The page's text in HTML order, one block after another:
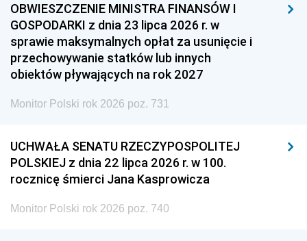
OBWIESZCZENIE MINISTRA FINANSÓW I
GOSPODARKI z dnia 23 lipca 2026 r. w
sprawie maksymalnych opłat za usunięcie i
przechowywanie statków lub innych
obiektów pływających na rok 2027
Monitor Polski rok 2026 poz. 731
UCHWAŁA SENATU RZECZYPOSPOLITEJ
POLSKIEJ z dnia 22 lipca 2026 r. w 100.
rocznicę śmierci Jana Kasprowicza
Monitor Polski rok 2026 poz. 740